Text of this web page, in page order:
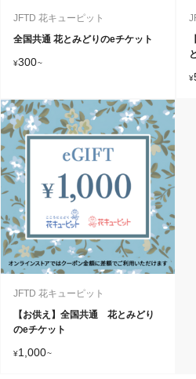
JFTD 花キューピット
全国共通 花とみどりのeチケット
¥300~
¥
JFTD 花キューピット
【お供え】全国共通 花とみどり
のeチケット
¥1,000~